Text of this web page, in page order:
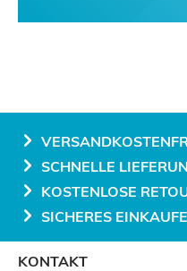
SCHNELLE
KOSTENLOSE
SICHERES
KONTAKT